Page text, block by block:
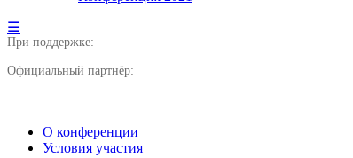
☰
При поддержке:
Официальный партнёр:
О конференции
Условия участия